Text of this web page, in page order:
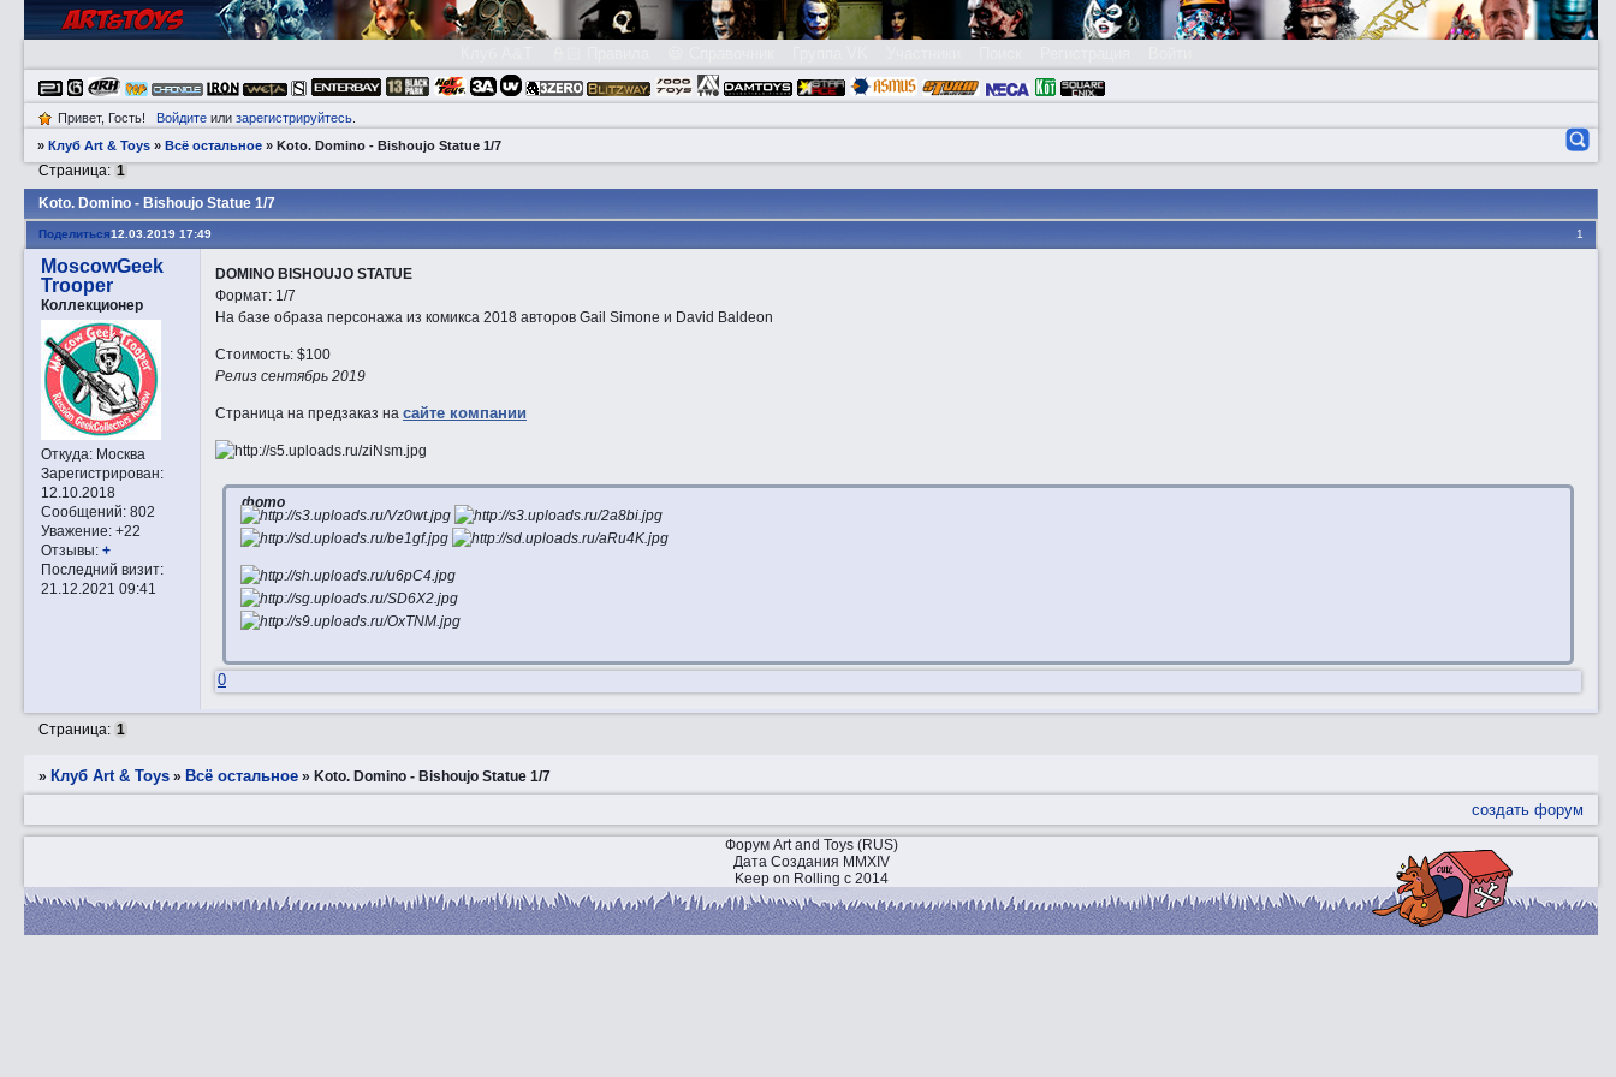
Привет, Гость! Войдитеили зарегистрируйтесь.
»Клуб Art & Toys »Всё остальное »Kotо. Domino - Bishoujo Statue 1/7
Kotо. Domino - Bishoujo Statue 1/7
Страница: 1
Поделиться 1
12.03.2019 17:49
MoscowGeek
Trooper
Коллекционер
Откуда:Москва
Зарегистрирован:
12.10.2018
Сообщений:802
Уважение: +22
Отзывы: +
Последний визит:
21.12.2021 09:41
DOMINO BISHOUJO STATUE
Формат: 1/7
На базе образа персонажа из комикса 2018 авторов Gail Simone и David Baldeon
Стоимость: $100
Релиз сентябрь 2019
Страница на предзаказ на сайте компании
фото
0
Страница: 1
» Клуб Art & Toys » Всё остальное »Kotо. Domino - Bishoujo Statue 1/7
создать форум
Форум Art and Toys (RUS)
Дата Создания MMXIV
Keep on Rolling с 2014